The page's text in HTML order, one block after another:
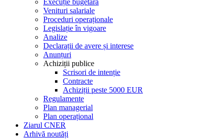
Execuție bugetară
Venituri salariale
Proceduri operaționale
Legislație în vigoare
Analize
Declarații de avere și interese
Anunțuri
Achiziții publice
Scrisori de intenție
Contracte
Achiziții peste 5000 EUR
Regulamente
Plan managerial
Plan operațional
Ziarul CNER
Arhivă noutăți